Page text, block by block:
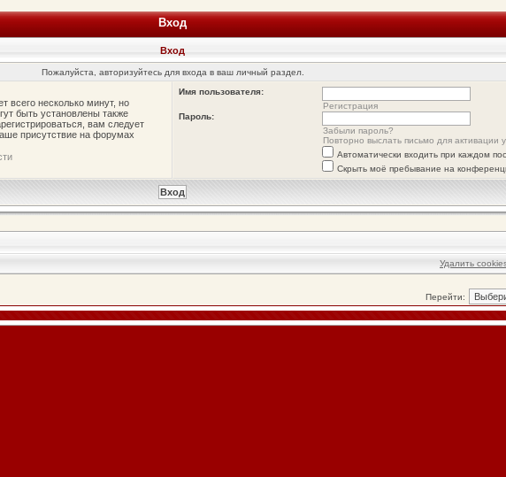
Вход
Вход
Пожалуйста, авторизуйтесь для входа в ваш личный раздел.
всего несколько минут, но
быть установлены также
вам следует
присутствие на форумах
Имя пользователя:
Регистрация
Пароль:
Забыли пароль?
Повторно выслать письмо для активации
Автоматически входить при каждом
Скрыть моё пребывание на
Удалить
Перейти: